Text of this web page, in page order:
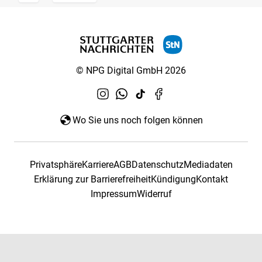
© NPG Digital GmbH 2026
Wo Sie uns noch folgen können
PrivatsphäreKarriereAGBDatenschutzMediadaten
Erklärung zur BarrierefreiheitKündigungKontakt
ImpressumWiderruf